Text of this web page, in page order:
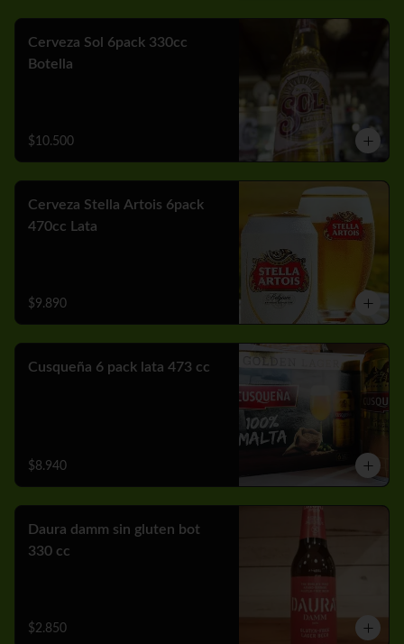
Cerveza Sol 6pack 330cc
Botella
$10.500
Cerveza Stella Artois 6pack
470cc Lata
$9.890
Cusqueña 6 pack lata 473 cc
$8.940
Daura damm sin gluten bot
330 cc
$2.850